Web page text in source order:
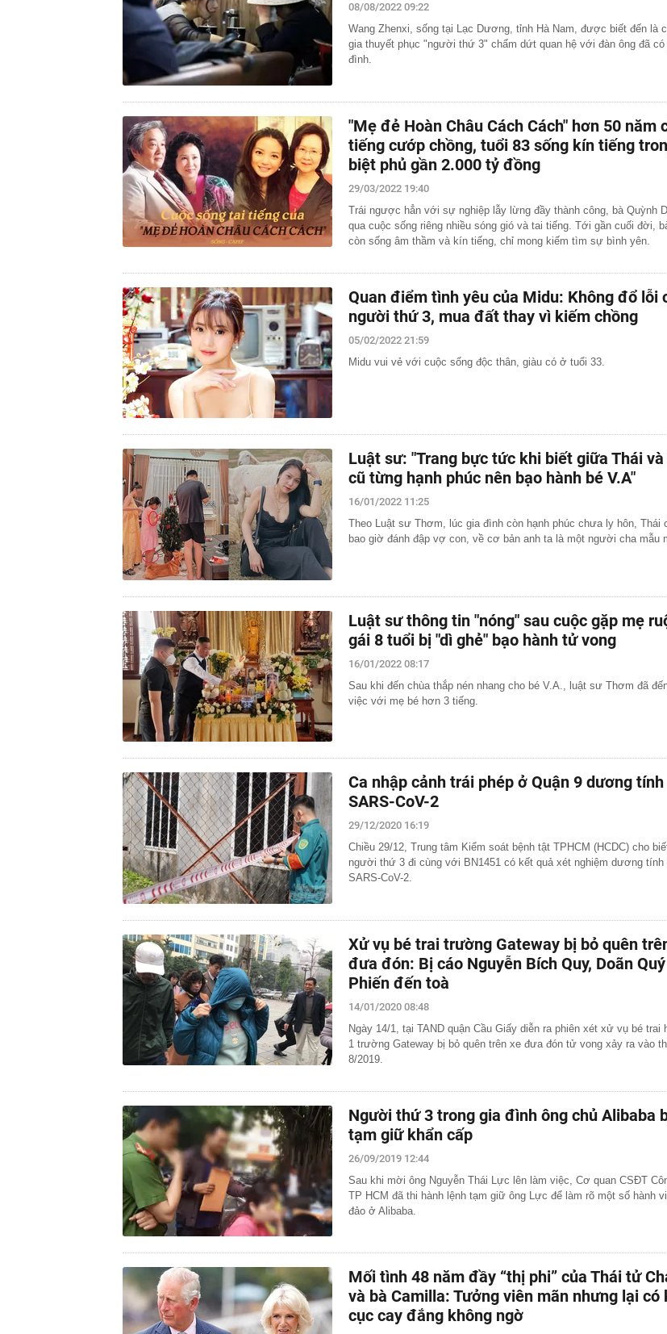
08/08/2022 09:22
Wang Zhenxi, sống tại Lạc Dương, tỉnh Hà Nam, được biết đến là
gia thuyết phục "người thứ 3" chấm dứt quan hệ với đàn ông đã có
đình.
"Mẹ đẻ Hoàn Châu Cách Cách" hơn 50 năm
tiếng cướp chồng, tuổi 83 sống kín tiếng
biệt phủ gần 2.000 tỷ đồng
29/03/2022 19:40
Trái ngược hẳn với sự nghiệp lẫy lừng đầy thành công, bà Quỳnh
qua cuộc sống riêng nhiều sóng gió và tai tiếng. Tới gần cuối đời,
còn sống âm thầm và kín tiếng, chỉ mong kiếm tìm sự bình yên.
Quan điểm tình yêu của Midu: Không đổ lỗi
người thứ 3, mua đất thay vì kiếm chồng
05/02/2022 21:59
Midu vui vẻ với cuộc sống độc thân, giàu có ở tuổi 33.
Luật sư: "Trang bực tức khi biết giữa Thái
cũ từng hạnh phúc nên bạo hành bé V.A"
16/01/2022 11:25
Theo Luật sư Thơm, lúc gia đình còn hạnh phúc chưa ly hôn, Thái
bao giờ đánh đập vợ con, về cơ bản anh ta là một người cha mẫu
Luật sư thông tin "nóng" sau cuộc gặp mẹ
gái 8 tuổi bị "dì ghẻ" bạo hành tử vong
16/01/2022 08:17
Sau khi đến chùa thắp nén nhang cho bé V.A., luật sư Thơm đã
việc với mẹ bé hơn 3 tiếng.
Ca nhập cảnh trái phép ở Quận 9 dương
SARS-CoV-2
29/12/2020 16:19
Chiều 29/12, Trung tâm Kiểm soát bệnh tật TPHCM (HCDC) cho
người thứ 3 đi cùng với BN1451 có kết quả xét nghiệm dương tính
SARS-CoV-2.
Xử vụ bé trai trường Gateway bị bỏ quên
đưa đón: Bị cáo Nguyễn Bích Quy, Doãn Quý
Phiến đến toà
14/01/2020 08:48
Ngày 14/1, tại TAND quận Cầu Giấy diễn ra phiên xét xử vụ bé trai
1 trường Gateway bị bỏ quên trên xe đưa đón tử vong xảy ra vào
8/2019.
Người thứ 3 trong gia đình ông chủ Alibaba
tạm giữ khẩn cấp
26/09/2019 12:44
Sau khi mời ông Nguyễn Thái Lực lên làm việc, Cơ quan CSĐT
TP HCM đã thi hành lệnh tạm giữ ông Lực để làm rõ một số hành
đảo ở Alibaba.
Mối tình 48 năm đầy “thị phi” của Thái tử
và bà Camilla: Tưởng viên mãn nhưng lại có
cục cay đắng không ngờ